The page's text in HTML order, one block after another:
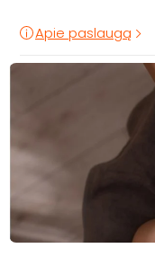
Apie paslaugą